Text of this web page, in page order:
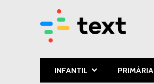
INFANTIL PRIMÀRIA